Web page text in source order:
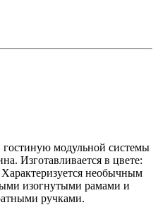
модульной системы
Изготавливается в цвете:
Характеризуется необычным
изогнутыми рамами и
ручками.